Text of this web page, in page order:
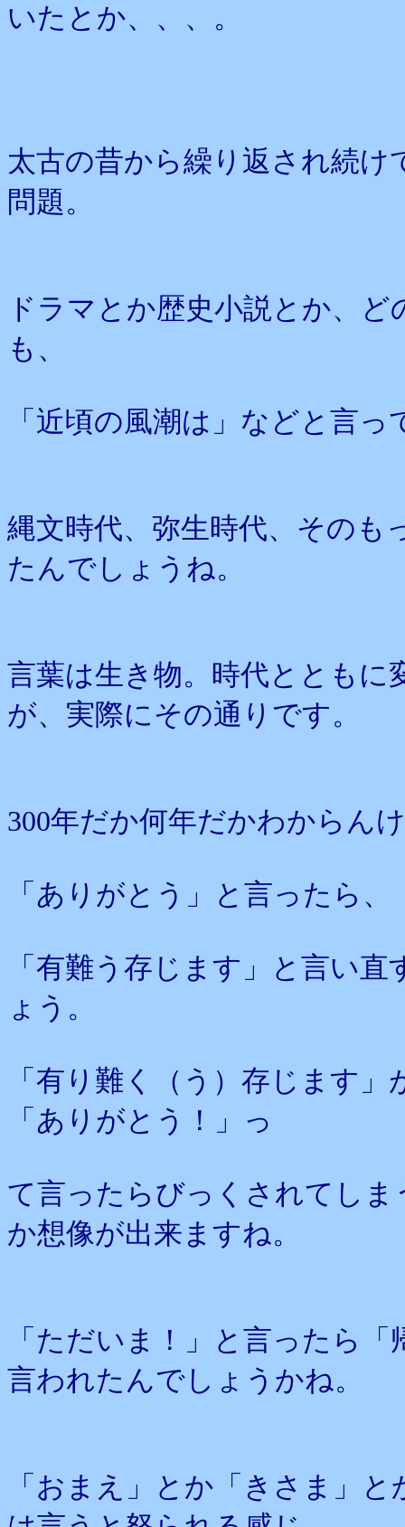
いたとか、、、。
太古の昔から繰り返され続け
問題。
ドラマとか歴史小説とか、
も、
「近頃の風潮は」などと言
縄文時代、弥生時代、そのも
たんでしょうね。
言葉は生き物。時代ととも
が、実際にその通りです。
300年だか何年だかわからん
「ありがとう」と言ったら、
「有難う存じます」と言い
ょう。
「有り難く（う）存じます
「ありがとう！」っ
て言ったらびっくされてし
か想像が出来ますね。
「ただいま！」と言ったら
言われたんでしょうかね。
「おまえ」とか「きさま」